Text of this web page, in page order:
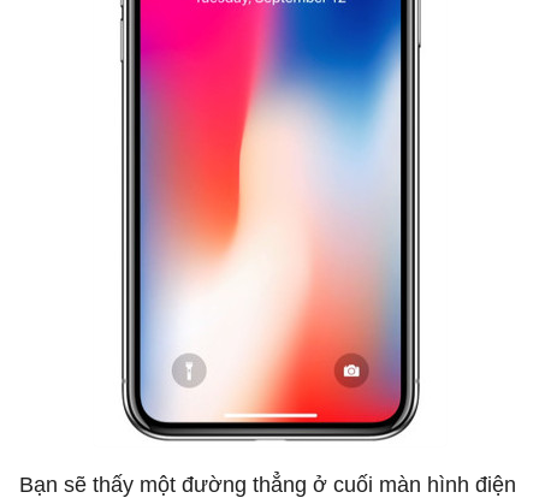
Bạn sẽ thấy một đường thẳng ở cuối màn hình điện